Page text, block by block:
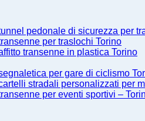
pedonale di sicurezza per
per traslochi Torino
transenne in plastica Torino
per gare di ciclismo
stradali personalizzati per
per eventi sportivi –